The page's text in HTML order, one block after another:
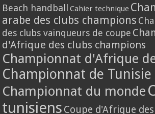
Beach handball Cahier technique
arabe des clubs champions
des clubs vainqueurs de coupe
d'Afrique des clubs champions
Championnat d'Afrique
Championnat de Tunisie
Championnat du monde
tunisiens Coupe d'Afrique